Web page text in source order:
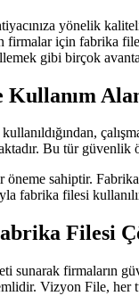
yönelik
için fabrika
gibi birçok
Bu tür
öneme sahiptir.
fabrika filesi
Filesi
firmaların
Vizyon File,